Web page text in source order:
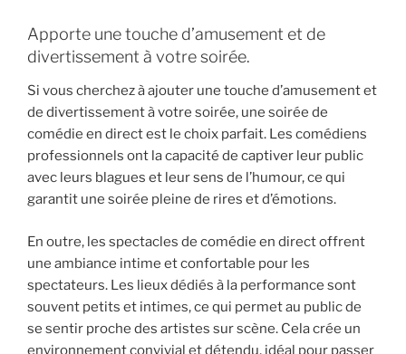
Apporte une touche d’amusement et de
divertissement à votre soirée.
Si vous cherchez à ajouter une touche d’amusement et
de divertissement à votre soirée, une soirée de
comédie en direct est le choix parfait. Les comédiens
professionnels ont la capacité de captiver leur public
avec leurs blagues et leur sens de l’humour, ce qui
garantit une soirée pleine de rires et d’émotions.
En outre, les spectacles de comédie en direct offrent
une ambiance intime et confortable pour les
spectateurs. Les lieux dédiés à la performance sont
souvent petits et intimes, ce qui permet au public de
se sentir proche des artistes sur scène. Cela crée un
environnement convivial et détendu, idéal pour passer